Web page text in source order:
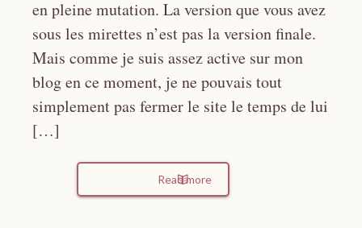
en pleine mutation. La version que vous avez
sous les mirettes n’est pas la version finale.
Mais comme je suis assez active sur mon
blog en ce moment, je ne pouvais tout
simplement pas fermer le site le temps de lui
[…]
Read more